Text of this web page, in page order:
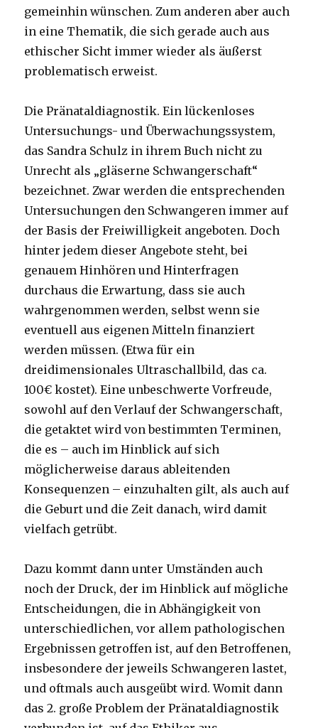
gemeinhin wünschen. Zum anderen aber auch
in eine Thematik, die sich gerade auch aus
ethischer Sicht immer wieder als äußerst
problematisch erweist.
Die Pränataldiagnostik. Ein lückenloses
Untersuchungs- und Überwachungssystem,
das Sandra Schulz in ihrem Buch nicht zu
Unrecht als „gläserne Schwangerschaft“
bezeichnet. Zwar werden die entsprechenden
Untersuchungen den Schwangeren immer auf
der Basis der Freiwilligkeit angeboten. Doch
hinter jedem dieser Angebote steht, bei
genauem Hinhören und Hinterfragen
durchaus die Erwartung, dass sie auch
wahrgenommen werden, selbst wenn sie
eventuell aus eigenen Mitteln finanziert
werden müssen. (Etwa für ein
dreidimensionales Ultraschallbild, das ca.
100€ kostet). Eine unbeschwerte Vorfreude,
sowohl auf den Verlauf der Schwangerschaft,
die getaktet wird von bestimmten Terminen,
die es – auch im Hinblick auf sich
möglicherweise daraus ableitenden
Konsequenzen – einzuhalten gilt, als auch auf
die Geburt und die Zeit danach, wird damit
vielfach getrübt.
Dazu kommt dann unter Umständen auch
noch der Druck, der im Hinblick auf mögliche
Entscheidungen, die in Abhängigkeit von
unterschiedlichen, vor allem pathologischen
Ergebnissen getroffen ist, auf den Betroffenen,
insbesondere der jeweils Schwangeren lastet,
und oftmals auch ausgeübt wird. Womit dann
das 2. große Problem der Pränataldiagnostik